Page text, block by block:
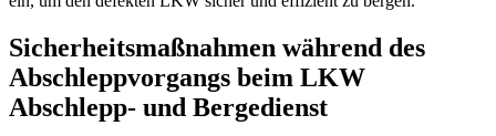
Sicherheitsmaßnahmen während des
Abschleppvorgangs beim LKW
Abschlepp- und Bergedienst